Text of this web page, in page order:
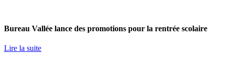
Bureau Vallée lance des promotions pour la rentrée scolaire
Lire la suite